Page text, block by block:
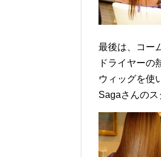
最後は、コー
ドライヤーの
ウィッグを使
Sagaさんのス